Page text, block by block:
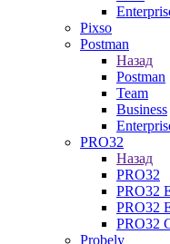
Pixso
Postman
Назад
Postman
Team
Business
PRO32
Назад
PRO32
PRO32
PRO32
PRO32
Probely